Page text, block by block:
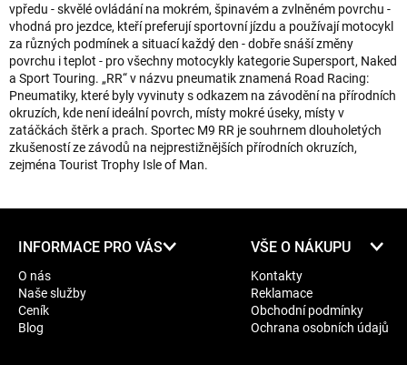
vpředu - skvělé ovládání na mokrém, špinavém a zvlněném povrchu -
vhodná pro jezdce, kteří preferují sportovní jízdu a používají motocykl
za různých podmínek a situací každý den - dobře snáší změny
povrchu i teplot - pro všechny motocykly kategorie Supersport, Naked
a Sport Touring. „RR“ v názvu pneumatik znamená Road Racing:
Pneumatiky, které byly vyvinuty s odkazem na závodění na přírodních
okruzích, kde není ideální povrch, místy mokré úseky, místy v
zatáčkách štěrk a prach. Sportec M9 RR je souhrnem dlouholetých
zkušeností ze závodů na nejprestižnějších přírodních okruzích,
zejména Tourist Trophy Isle of Man.
INFORMACE PRO VÁS
O nás
Naše služby
Ceník
Blog
VŠE O NÁKUPU
Kontakty
Reklamace
Obchodní podmínky
Ochrana osobních údajů